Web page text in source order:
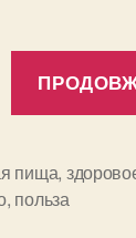
пища,
, польза